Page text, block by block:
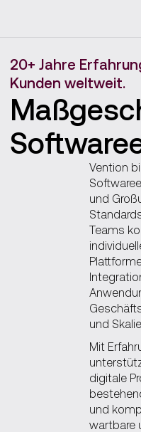
20+ Jahre
Kunden weltweit.
Vention
und
Teams
und
Mit
digitale
und
wartbare